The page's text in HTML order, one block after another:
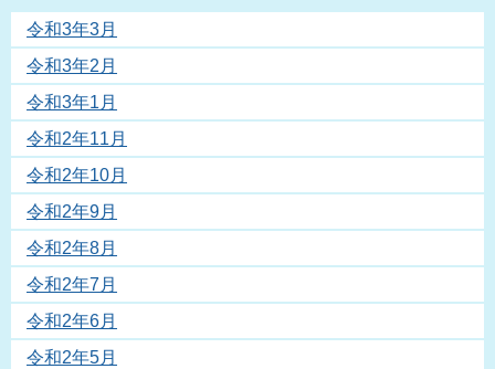
令和3年3月
令和3年2月
令和3年1月
令和2年11月
令和2年10月
令和2年9月
令和2年8月
令和2年7月
令和2年6月
令和2年5月